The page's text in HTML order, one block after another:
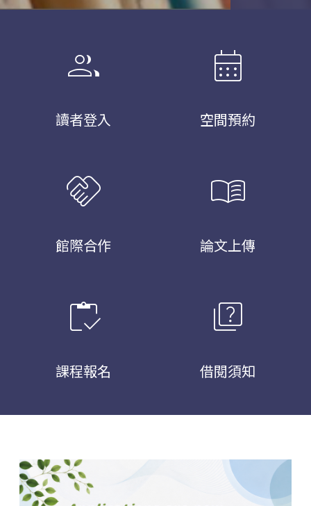
group
讀者登入
calendar_month
空間預約
handshake
館際合作
menu_book
論文上傳
inventory
課程報名
quiz
借閱須知